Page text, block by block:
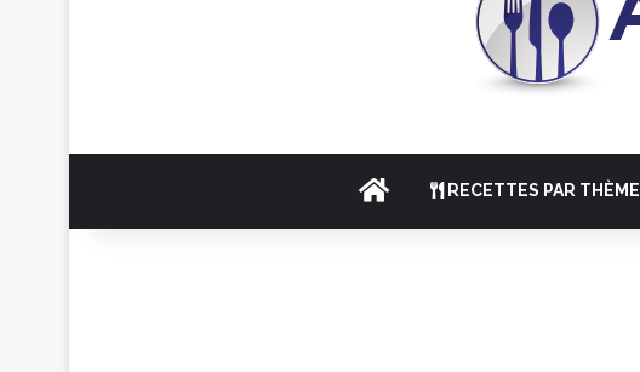
ACCUEILRECETTES PAR THÈME